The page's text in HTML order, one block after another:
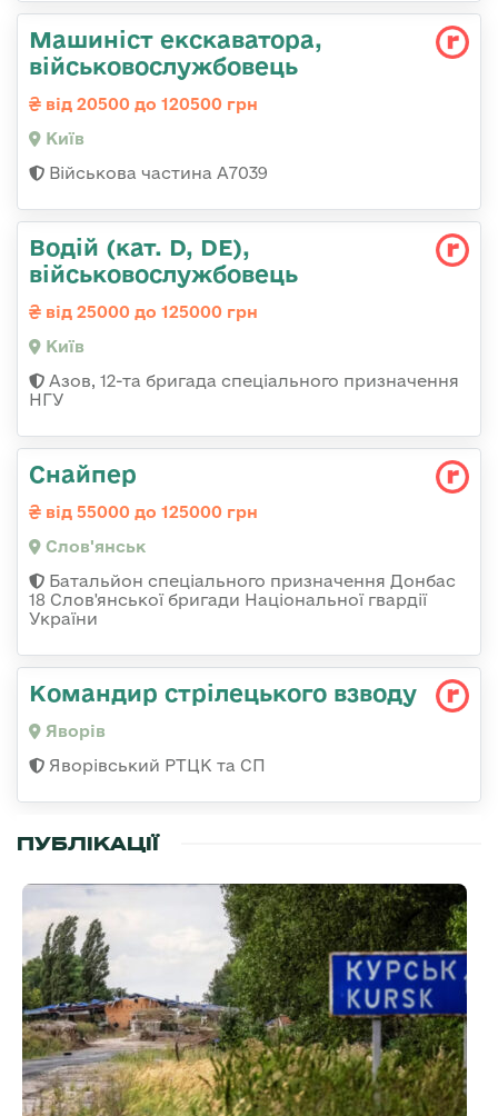
Машиніст екскаватора,
військовослужбовець
від 20500 до 120500 грн
Київ
Військова частина А7039
Водій (кат. D, DE),
військовослужбовець
від 25000 до 125000 грн
Київ
Азов, 12-та бригада спеціального призначення
НГУ
Снайпер
від 55000 до 125000 грн
Слов'янськ
Батальйон спеціального призначення Донбас
18 Слов'янської бригади Національної гвардії
України
Командир стрілецького взводу
Яворів
Яворівський РТЦК та СП
ПУБЛІКАЦІЇ